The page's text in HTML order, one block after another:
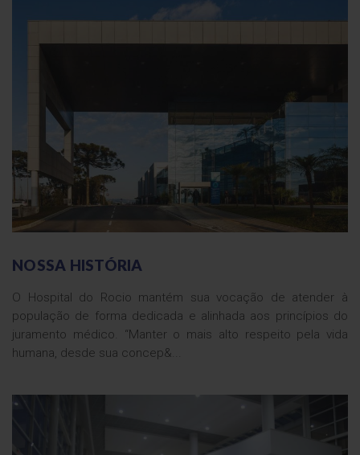
NOSSA HISTÓRIA
O Hospital do Rocio mantém sua vocação de atender à
população de forma dedicada e alinhada aos princípios do
juramento médico. “Manter o mais alto respeito pela vida
humana, desde sua concep&...